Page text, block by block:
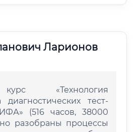
Ларионов
«Технология
диагностических тест-
(516 часов, 38000
разобраны процессы